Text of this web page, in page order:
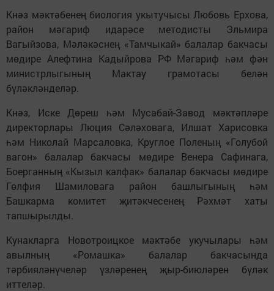
Кнәз мәктәбенең биология укытучысы Любовь Ерхова,
район мәгариф идарәсе методисты Эльмира
Вагыйзова, Мәләкәснең «Тамчыкай» балалар бакчасы
мөдире Алефтина Кадыйрова РФ Мәгариф һәм фән
министрлыгының Мактау грамотасы белән
бүләкләнделәр.
Кнәз, Иске Дөреш һәм Мусабай-Завод мәктәпләре
директорлары Люция Сәләховага, Илшат Харисовка
һәм Николай Марсаловка, Круглое Поленың «Голубой
вагон» балалар бакчасы мөдире Венера Сафинага,
Боерганның «Кызыл калфак» балалар бакчасы мөдире
Гөлфия Шамиловага район башлыгының һәм
Башкарма комитет җитәкчесенең Рәхмәт хаты
тапшырылды.
Кунакларга Новотроицкое мәктәбе укучылары һәм
авылның «Ромашка» балалар бакчасында
тәрбияләнүчеләр үзләренең җыр-биюләрен бүләк
иттеләр.